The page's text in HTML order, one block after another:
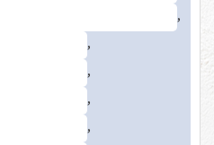
,
,
,
,
,